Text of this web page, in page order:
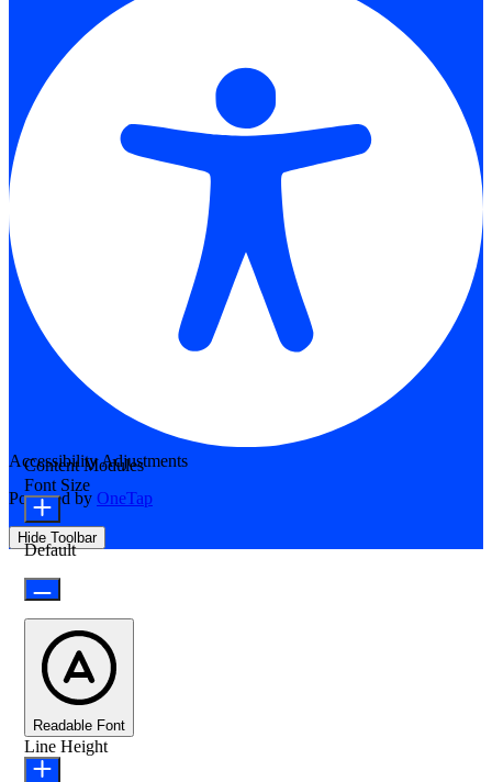
Accessibility Adjustments
Powered by OneTap
Hide Toolbar
Content Modules
Font Size
Default
Readable Font
Line Height